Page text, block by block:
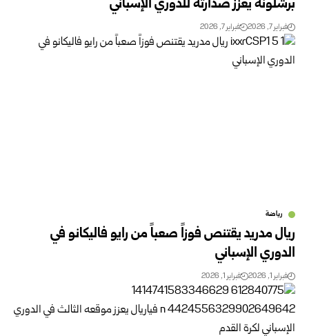
برشلونة يعزز صدارته للدوري الإسباني
فبراير 7, 2026 فبراير 7, 2026
رياضة
ريال مدريد يقتنص فوزاً صعباً من رايو فاليكانو في
الدوري الإسباني
فبراير 1, 2026 فبراير 1, 2026